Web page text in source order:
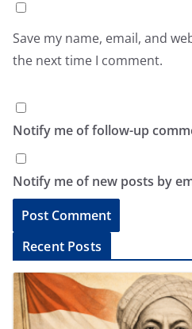
Save my name, email, and
the next time I comment.
Notify me of follow-up
Notify me of new posts by
l
Recent Posts